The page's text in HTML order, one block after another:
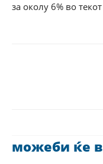
за околу 6% во
можеби ќе